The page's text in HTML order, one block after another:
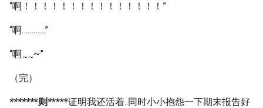
“啊！！！！！！！！！！！！！！！”
“啊…………”
“啊~~~”
（完）
*******则 *****证明我还活着..同时小小抱怨一下期末报告好